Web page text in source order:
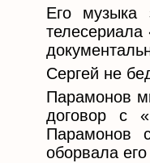
Его музыка
Сергей не
Парамонов
договор с
Парамонов
оборвала